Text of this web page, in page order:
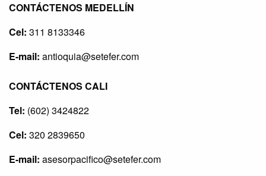
CONTÁCTENOS MEDELLÍN
Cel: 311 8133346
E-mail: antioquia@setefer.com
CONTÁCTENOS CALI
Tel: (602) 3424822
Cel: 320 2839650
E-mail: asesorpacifico@setefer.com